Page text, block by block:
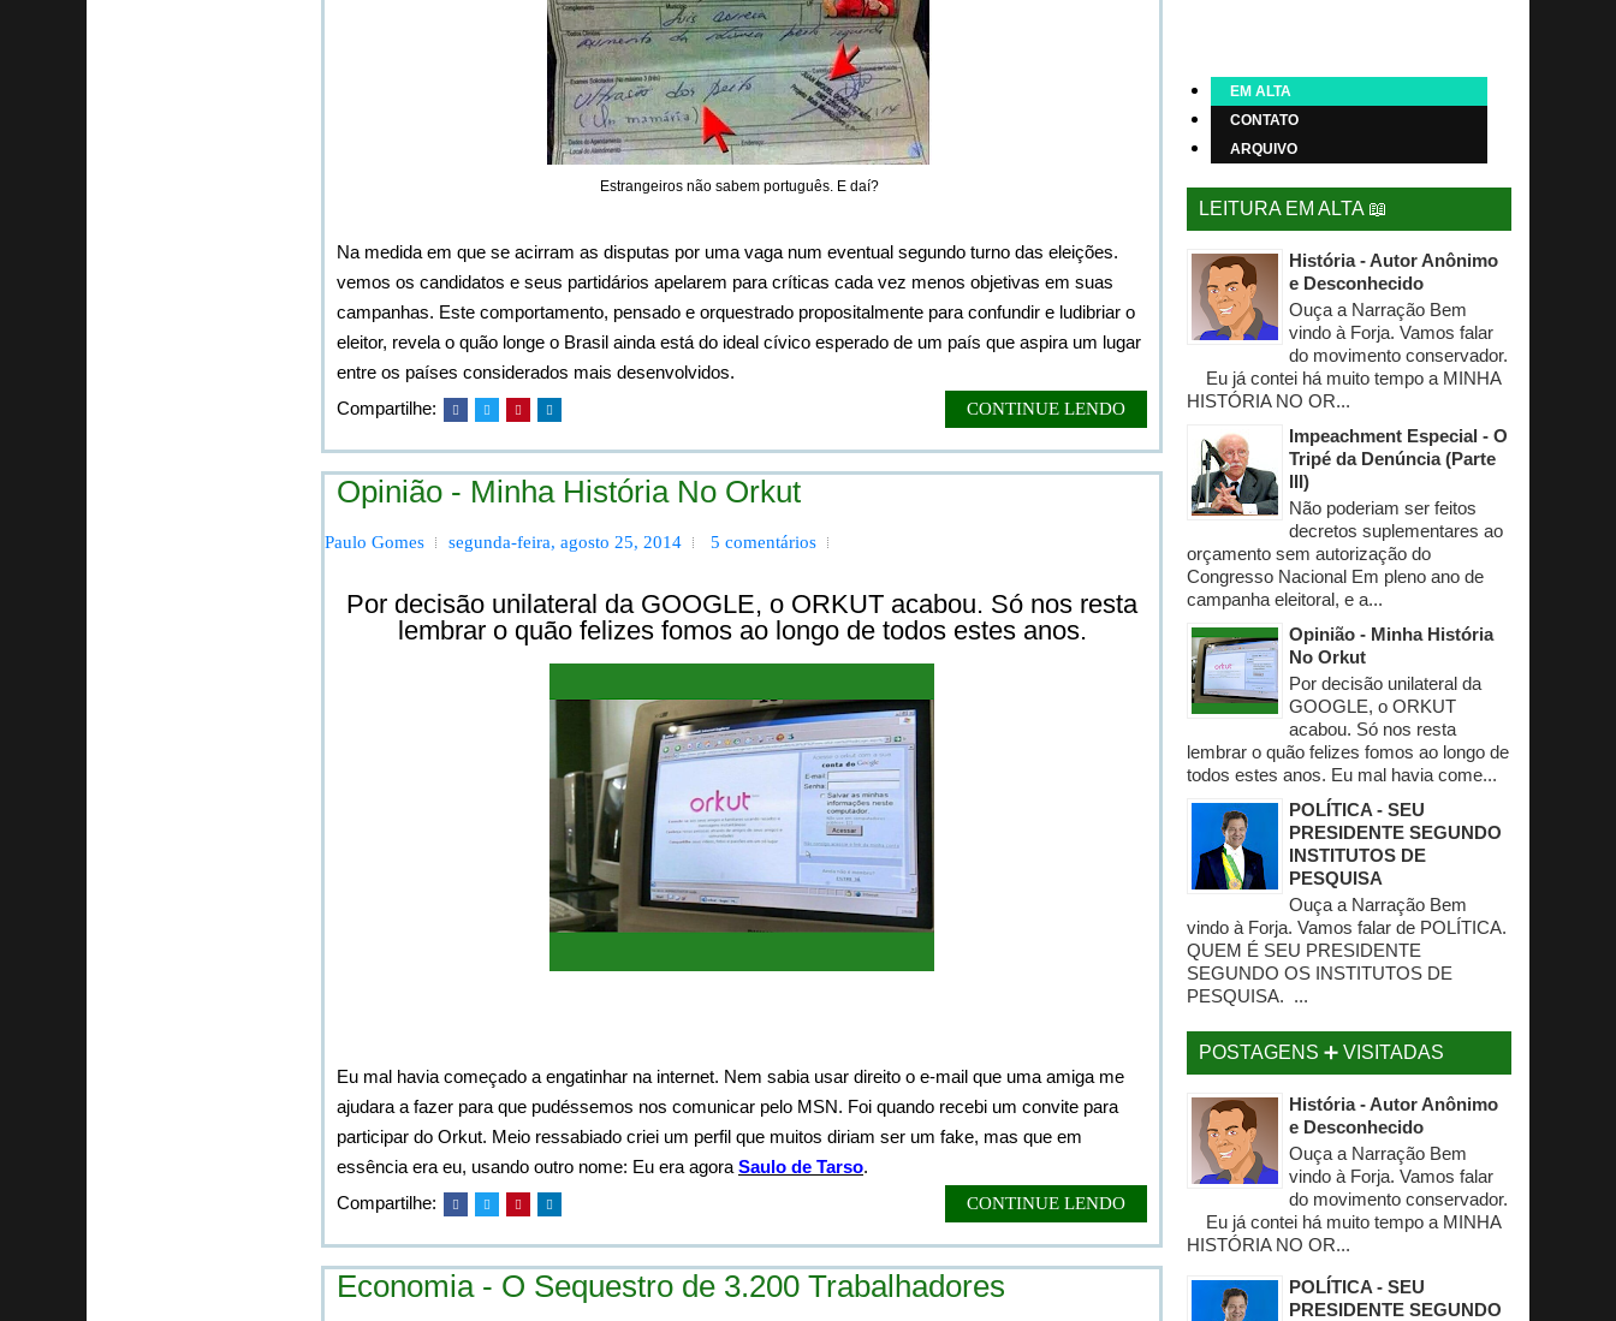
Estrangeiros não sabem português. E daí?
Na medida em que se acirram as disputas por uma vaga num eventual segundo turno das eleições.
vemos os candidatos e seus partidários apelarem para críticas cada vez menos objetivas em suas
campanhas. Este comportamento, pensado e orquestrado propositalmente para confundir e ludibriar o
eleitor, revela o quão longe o Brasil ainda está do ideal cívico esperado de um país que aspira um lugar
entre os países considerados mais desenvolvidos.
Compartilhe:
CONTINUE LENDO
Opinião - Minha História No Orkut
Paulo Gomes segunda-feira, agosto 25, 2014 5 comentários
Por decisão unilateral da GOOGLE, o ORKUT acabou. Só nos resta
lembrar o quão felizes fomos ao longo de todos estes anos.
Eu mal havia começado a engatinhar na internet. Nem sabia usar direito o e-mail que uma amiga me
ajudara a fazer para que pudéssemos nos comunicar pelo MSN. Foi quando recebi um convite para
participar do Orkut. Meio ressabiado criei um perfil que muitos diriam ser um fake, mas que em
essência era eu, usando outro nome: Eu era agora Saulo de Tarso.
Compartilhe:
CONTINUE LENDO
Economia - O Sequestro de 3.200 Trabalhadores
EM ALTA
CONTATO
ARQUIVO
LEITURA EM ALTA 📖
História - Autor Anônimo
e Desconhecido
Ouça a Narração Bem
vindo à Forja. Vamos falar
do movimento conservador.
Eu já contei há muito tempo a MINHA
HISTÓRIA NO OR...
Impeachment Especial - O
Tripé da Denúncia (Parte
III)
Não poderiam ser feitos
decretos suplementares ao
orçamento sem autorização do
Congresso Nacional Em pleno ano de
campanha eleitoral, e a...
Opinião - Minha História
No Orkut
Por decisão unilateral da
GOOGLE, o ORKUT
acabou. Só nos resta
lembrar o quão felizes fomos ao longo de
todos estes anos. Eu mal havia come...
POLÍTICA - SEU
PRESIDENTE SEGUNDO
INSTITUTOS DE
PESQUISA
Ouça a Narração Bem
vindo à Forja. Vamos falar de POLÍTICA.
QUEM É SEU PRESIDENTE
SEGUNDO OS INSTITUTOS DE
PESQUISA. ...
POSTAGENS ➕ VISITADAS
História - Autor Anônimo
e Desconhecido
Ouça a Narração Bem
vindo à Forja. Vamos falar
do movimento conservador.
Eu já contei há muito tempo a MINHA
HISTÓRIA NO OR...
POLÍTICA - SEU
PRESIDENTE SEGUNDO